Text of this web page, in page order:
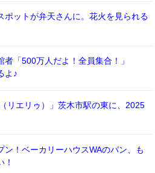
ポットが弁天さんに。花火を見られる
「500万人だよ！全員集合！」
よ♪
リエリゥ）」茨木市駅の東に、2025
ン！ベーカリーハウスWAのパン、も
！